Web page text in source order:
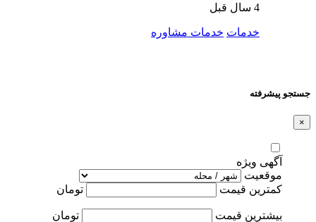
4 سال قبل
خدمات خدمات مشاوره
جستجو پیشرفته
×
آگهی ویژه
موقعیت
کمترین قیمت
تومان
بیشترین قیمت تومان